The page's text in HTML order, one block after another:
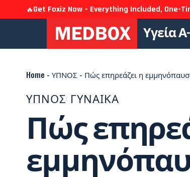
🔥Get Foxiz Now – Everything Included, One-
Υγεία
Home - ΥΠΝΟΣ - Πώς επηρεάζει η
ΥΠΝΟΣ ΓΥΝΑΙΚΑ
Πώς